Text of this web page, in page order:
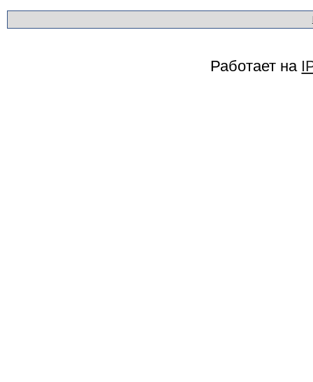
Работает на